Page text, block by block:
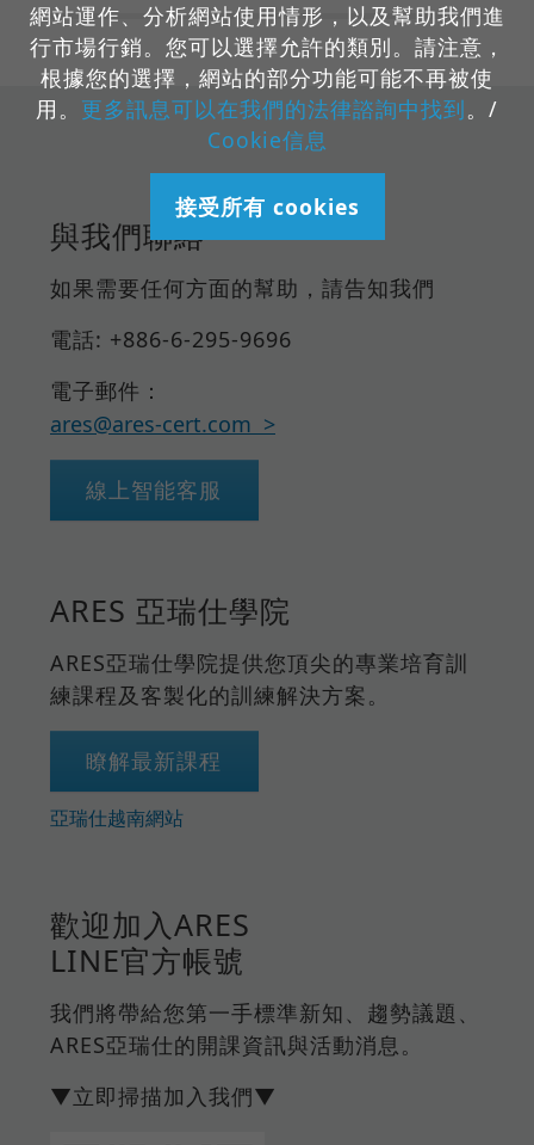
與我們聯絡
如果需要任何方面的幫助，請告知我們
電話: +886-6-295-9696
電子郵件：
ares@ares-cert.com
線上智能客服
ARES 亞瑞仕學院
ARES亞瑞仕學院提供您頂尖的專業培育訓
練課程及客製化的訓練解決方案。
瞭解最新課程
亞瑞仕越南網站
歡迎加入ARES
LINE官方帳號
我們將帶給您第一手標準新知、趨勢議題、
ARES亞瑞仕的開課資訊與活動消息。
▼立即掃描加入我們▼
網站運作、分析網站使用情形，以及幫助我們進
行市場行銷。您可以選擇允許的類別。請注意，
根據您的選擇，網站的部分功能可能不再被使
用。 更多訊息可以在我們的法律諮詢中找到。/
Cookie信息
接受所有 cookies